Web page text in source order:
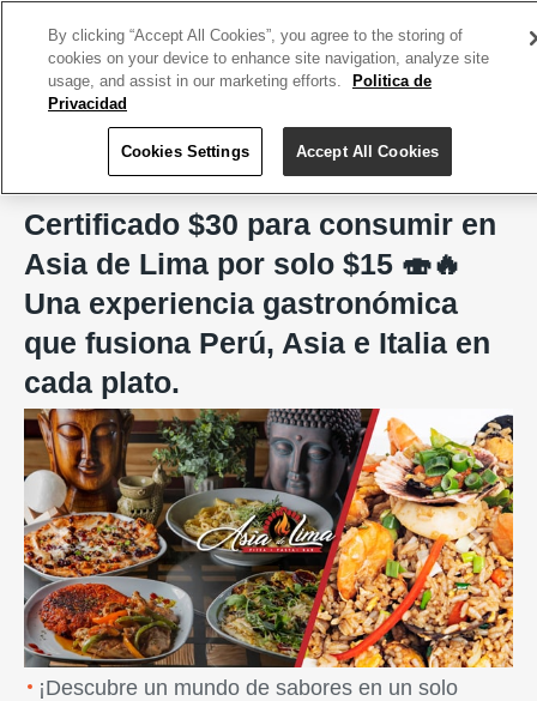
Asia de Lima, San Juan
Certificado $30 para consumir en
Asia de Lima por solo $15 🍣🔥
Una experiencia gastronómica
que fusiona Perú, Asia e Italia en
cada plato.
Previous Next
¡Descubre un mundo de sabores en un solo
By clicking “Accept All Cookies”, you agree to the storing of
cookies on your device to enhance site navigation, analyze site
usage, and assist in our marketing efforts.
Politica de
Privacidad
Cookies Settings Accept All Cookies